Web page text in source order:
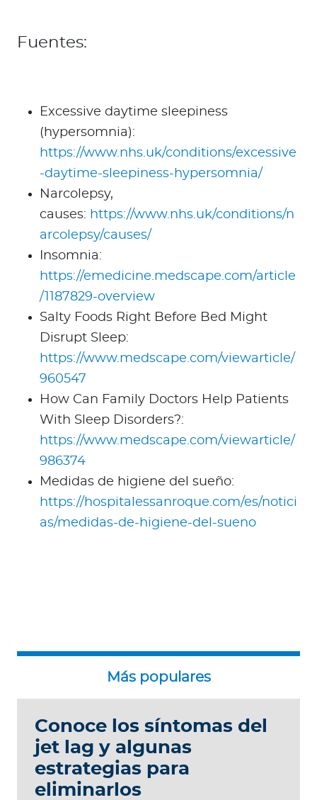
Fuentes:
Excessive daytime sleepiness
(hypersomnia):
https://www.nhs.uk/conditions/excessive
-daytime-sleepiness-hypersomnia/
Narcolepsy,
causes: https://www.nhs.uk/conditions/n
arcolepsy/causes/
Insomnia:
https://emedicine.medscape.com/article
/1187829-overview
Salty Foods Right Before Bed Might
Disrupt Sleep:
https://www.medscape.com/viewarticle/
960547
How Can Family Doctors Help Patients
With Sleep Disorders?:
https://www.medscape.com/viewarticle/
986374
Medidas de higiene del sueño:
https://hospitalessanroque.com/es/notici
as/medidas-de-higiene-del-sueno
Conoce los síntomas del
jet lag y algunas
estrategias para
eliminarlos